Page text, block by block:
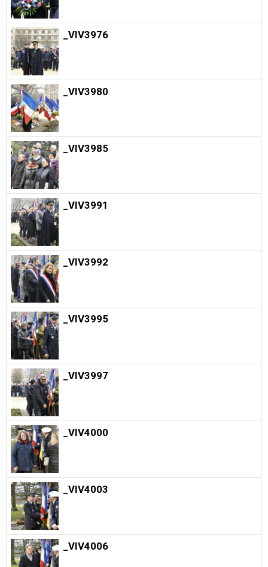
_VIV3976
_VIV3980
_VIV3985
_VIV3991
_VIV3992
_VIV3995
_VIV3997
_VIV4000
_VIV4003
_VIV4006